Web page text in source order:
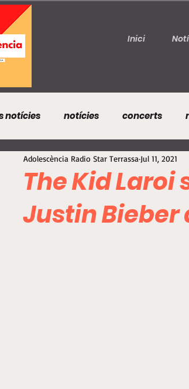
Inici
notícies notícies concerts
The Kid Laroi
Justin Bieber
Adolescència Radio Star Terrassa Jul 11, 2021